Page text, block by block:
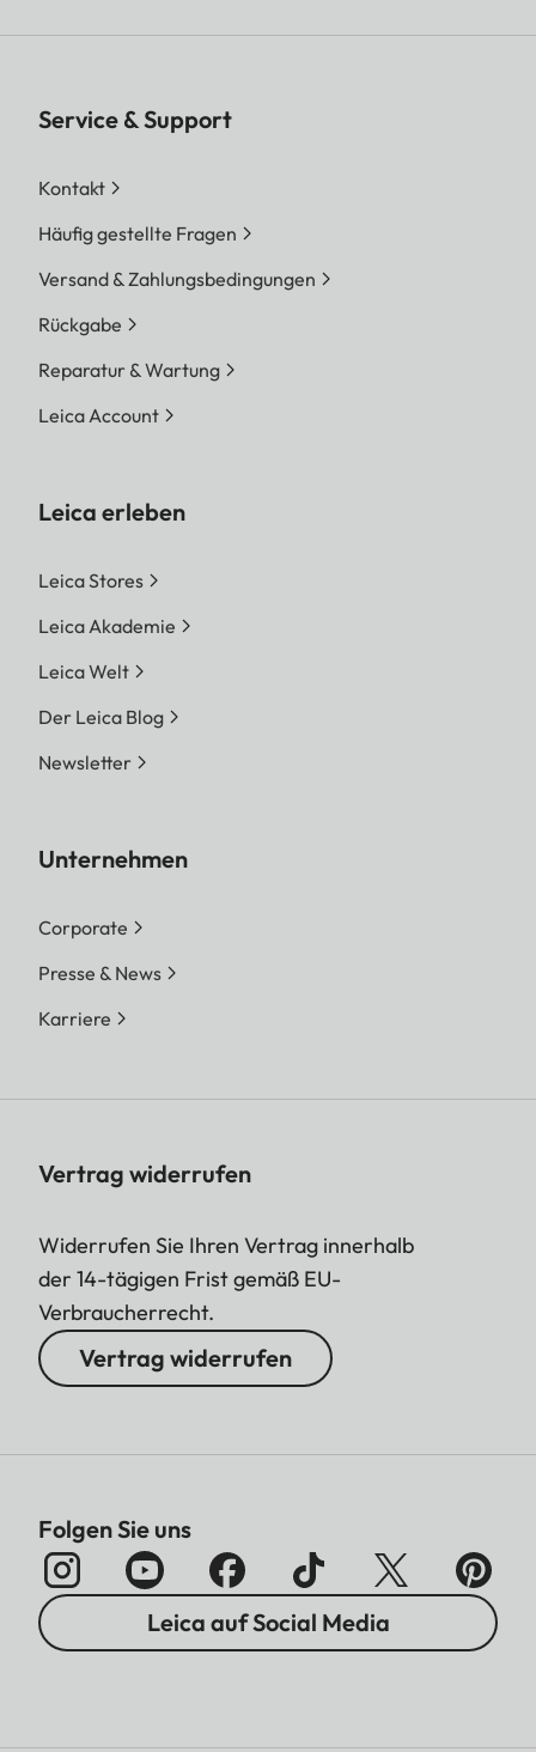
Service & Support
Kontakt
Häufig gestellte Fragen
Versand & Zahlungsbedingungen
Rückgabe
Reparatur & Wartung
Leica Account
Leica erleben
Leica Stores
Leica Akademie
Leica Welt
Der Leica Blog
Newsletter
Unternehmen
Corporate
Presse & News
Karriere
Vertrag widerrufen
Widerrufen Sie Ihren Vertrag innerhalb
der 14-tägigen Frist gemäß EU-
Verbraucherrecht.
Vertrag widerrufen
Folgen Sie uns
Leica auf Social Media